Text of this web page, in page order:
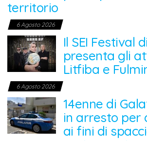
territorio
6 Agosto 2026
Il SEI Festival
presenta gli
Litfiba e
6 Agosto 2026
14enne di
in arresto per
ai fini di